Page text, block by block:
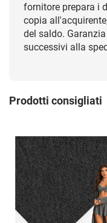
fornitore prepara i
copia
del saldo.
successivi alla
Prodotti consigliati